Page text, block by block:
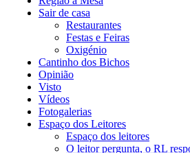
Sair de casa
Restaurantes
Festas e Feiras
Oxigénio
Cantinho dos Bichos
Opinião
Visto
Vídeos
Fotogalerias
Espaço dos Leitores
Espaço dos leitores
O leitor pergunta, o RL